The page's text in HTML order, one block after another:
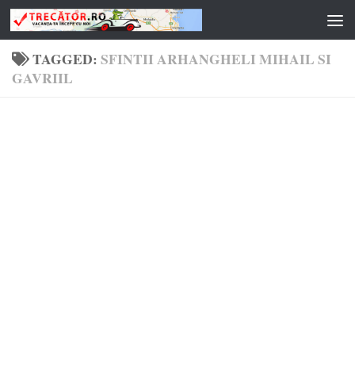
Skip to content
TAGGED:SFINTII ARHANGHELI MIHAIL SI
GAVRIIL